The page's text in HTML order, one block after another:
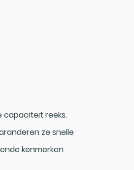
capaciteit reeks.
ze snelle
kenmerken